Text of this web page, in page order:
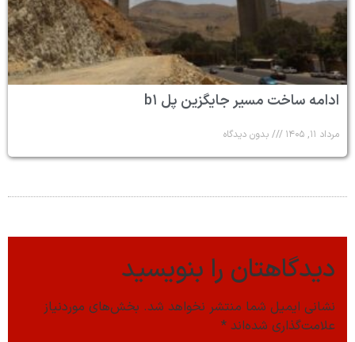
ادامه ساخت مسیر جایگزین پل b۱
مرداد ۱۱, ۱۴۰۵ بدون دیدگاه
دیدگاهتان را بنویسید
نشانی ایمیل شما منتشر نخواهد شد. بخش‌های موردنیاز
علامت‌گذاری شده‌اند *